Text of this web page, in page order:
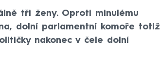
tři ženy. Oproti minulému
dolní parlamentní komoře totiž
nakonec v čele dolní